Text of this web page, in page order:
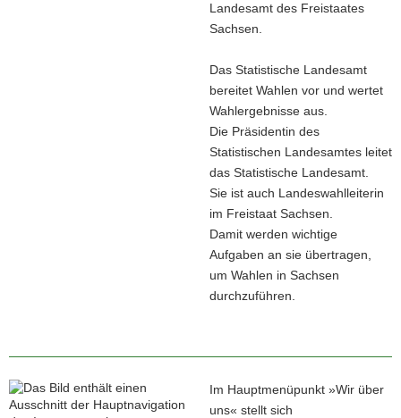
Landesamt des Freistaates
Sachsen.
Das Statistische Landesamt
bereitet Wahlen vor und wertet
Wahlergebnisse aus.
Die Präsidentin des
Statistischen Landesamtes leitet
das Statistische Landesamt.
Sie ist auch Landeswahlleiterin
im Freistaat Sachsen.
Damit werden wichtige
Aufgaben an sie übertragen,
um Wahlen in Sachsen
durchzuführen.
Im Hauptmenüpunkt »Wir über
uns« stellt sich